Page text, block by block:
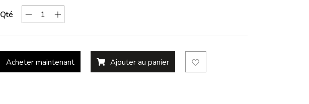
Qté
Acheter maintenant Ajouter au panier